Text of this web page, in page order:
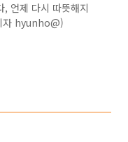
언제 다시 따뜻해지
자 hyunho@)